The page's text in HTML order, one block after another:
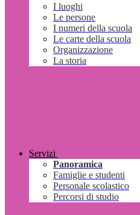
I luoghi
Le persone
I numeri della scuola
Le carte della scuola
Organizzazione
La storia
Servizi
Panoramica
Famiglie e studenti
Personale scolastico
Percorsi di studio